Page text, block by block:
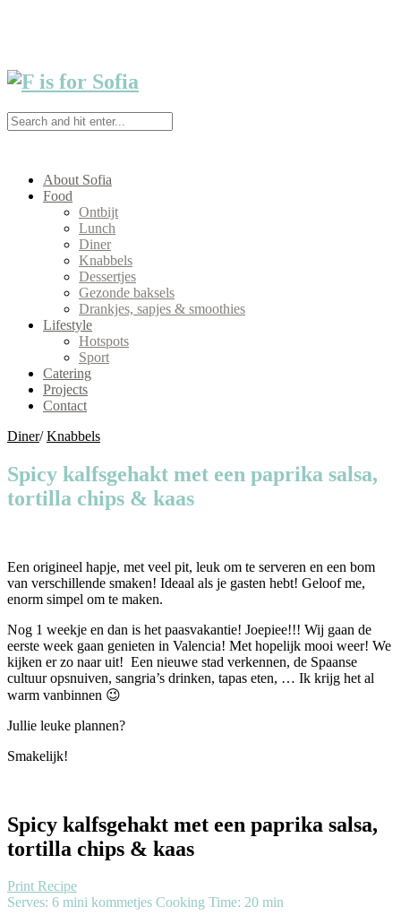
About Sofia
Food
Ontbijt
Lunch
Diner
Knabbels
Dessertjes
Gezonde baksels
Drankjes, sapjes & smoothies
Lifestyle
Hotspots
Sport
Catering
Projects
Contact
Diner/ Knabbels
Spicy kalfsgehakt met een paprika salsa,
tortilla chips & kaas
Een origineel hapje, met veel pit, leuk om te serveren en een bom
van verschillende smaken! Ideaal als je gasten hebt! Geloof me,
enorm simpel om te maken.
Nog 1 weekje en dan is het paasvakantie! Joepiee!!! Wij gaan de
eerste week gaan genieten in Valencia! Met hopelijk mooi weer! We
kijken er zo naar uit! Een nieuwe stad verkennen, de Spaanse
cultuur opsnuiven, sangria’s drinken, tapas eten, … Ik krijg het al
warm vanbinnen 😉
Jullie leuke plannen?
Smakelijk!
Spicy kalfsgehakt met een paprika salsa,
tortilla chips & kaas
Print Recipe
Serves: 6 mini kommetjes Cooking Time: 20 min